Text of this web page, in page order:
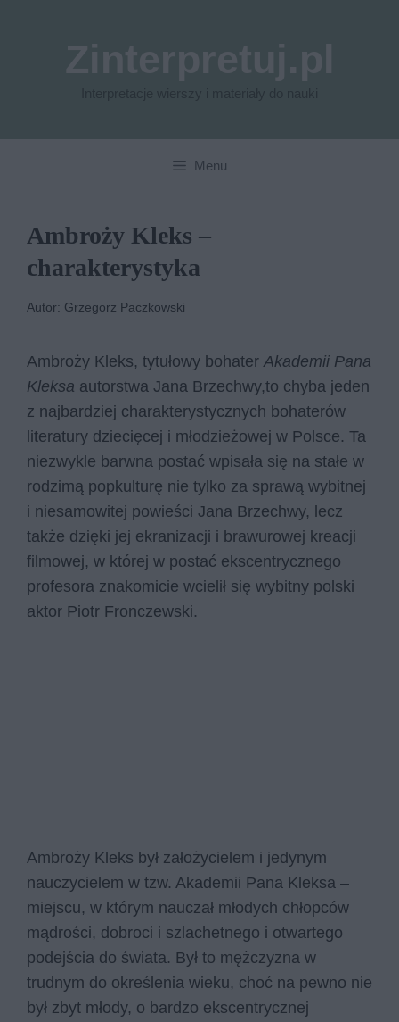
Menu
Ambroży Kleks –
charakterystyka
Autor: Grzegorz Paczkowski
Ambroży Kleks, tytułowy bohaterAkademii Pana
Kleksa autorstwa Jana Brzechwy,to chyba jeden
z najbardziej charakterystycznych bohaterów
literatury dziecięcej i młodzieżowej w Polsce. Ta
niezwykle barwna postać wpisała się na stałe w
rodzimą popkulturę nie tylko za sprawą wybitnej
i niesamowitej powieści Jana Brzechwy, lecz
także dzięki jej ekranizacji i brawurowej kreacji
filmowej, w której w postać ekscentrycznego
profesora znakomicie wcielił się wybitny polski
aktor Piotr Fronczewski.
Ambroży Kleks był założycielem i jedynym
nauczycielem w tzw. Akademii Pana Kleksa –
miejscu, w którym nauczał młodych chłopców
mądrości, dobroci i szlachetnego i otwartego
podejścia do świata. Był to mężczyzna w
trudnym do określenia wieku, choć na pewno nie
był zbyt młody, o bardzo ekscentrycznej